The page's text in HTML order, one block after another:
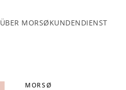
ÜBER MORSØKUNDENDIENST
MORSØ